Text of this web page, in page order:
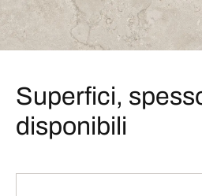
Superfici,
disponibili